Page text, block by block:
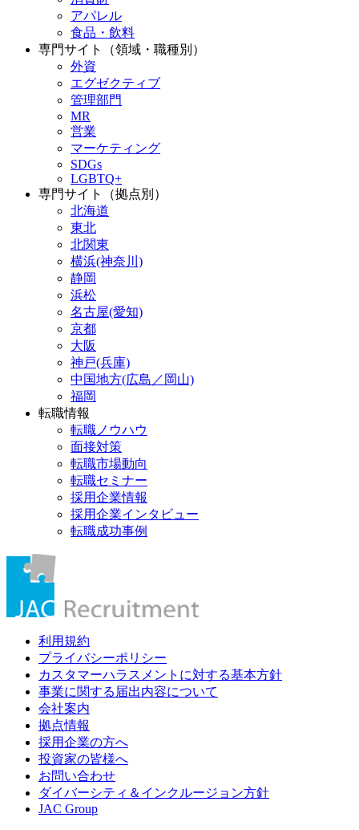
アパレル
食品・飲料
専門サイト（領域・職種別）
外資
エグゼクティブ
管理部門
MR
営業
マーケティング
SDGs
LGBTQ+
専門サイト（拠点別）
北海道
東北
北関東
横浜(神奈川)
静岡
浜松
名古屋(愛知)
京都
大阪
神戸(兵庫)
中国地方(広島／岡山)
福岡
転職情報
転職ノウハウ
面接対策
転職市場動向
転職セミナー
採用企業情報
採用企業インタビュー
転職成功事例
利用規約
プライバシーポリシー
カスタマーハラスメントに対する基本方針
事業に関する届出内容について
会社案内
拠点情報
採用企業の方へ
投資家の皆様へ
お問い合わせ
ダイバーシティ＆インクルージョン方針
JAC Group